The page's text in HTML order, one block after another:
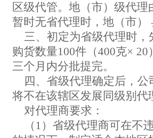
区级代管。地（市）级代
暂时无省代理时，地（市）
三、初定为省级代理时，
购货数量100件（400克×
三个月内分批提完。
四、省级代理确定后，公
将不在该辖区发展同级别
对代理商要求：
（1）省级代理商可在不